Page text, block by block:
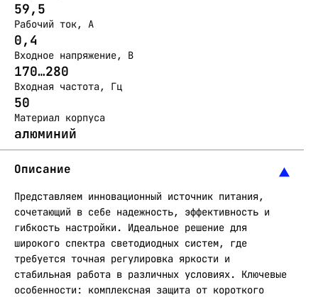
59,5
Рабочий ток, А
0,4
Входное напряжение, В
170…280
Входная частота, Гц
50
Материал корпуса
алюминий
Описание
Представляем инновационный источник питания,
сочетающий в себе надежность, эффективность и
гибкость настройки. Идеальное решение для
широкого спектра светодиодных систем, где
требуется точная регулировка яркости и
стабильная работа в различных условиях. Ключевые
особенности: комплексная защита от короткого